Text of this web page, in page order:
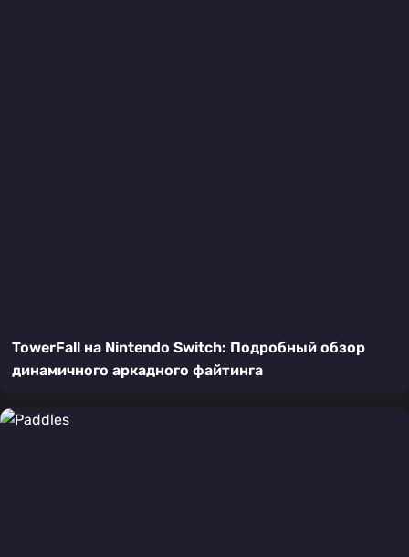
TowerFall на Nintendo Switch: Подробный обзор
динамичного аркадного файтинга